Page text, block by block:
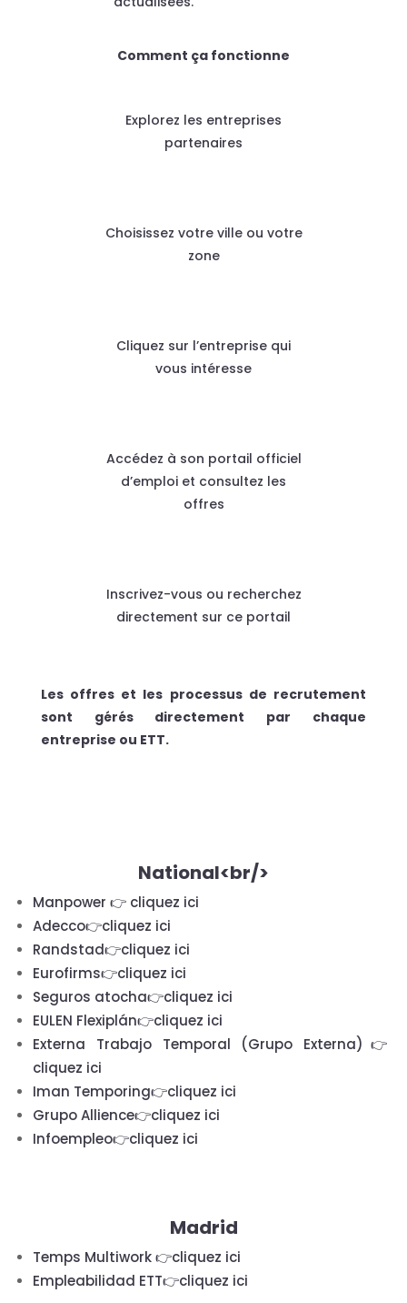
Comment ça fonctionne
Explorez les entreprises
partenaires
Choisissez votre ville ou votre
zone
Cliquez sur l’entreprise qui
vous intéresse
Accédez à son portail officiel
d’emploi et consultez les
offres
Inscrivez-vous ou recherchez
directement sur ce portail
Les offres et les processus de recrutement
sont gérés directement par chaque
entreprise ou ETT.
National<br/>
Manpower👉 cliquez ici
Adecco👉cliquez ici
Randstad👉cliquez ici
Eurofirms👉cliquez ici
Seguros atocha👉cliquez ici
EULEN Flexiplán👉cliquez ici
Externa Trabajo Temporal (Grupo Externa)👉
cliquez ici
Iman Temporing👉cliquez ici
Grupo Allience👉cliquez ici
Infoempleo👉cliquez ici
Madrid
Temps Multiwork 👉cliquez ici
Empleabilidad ETT👉cliquez ici